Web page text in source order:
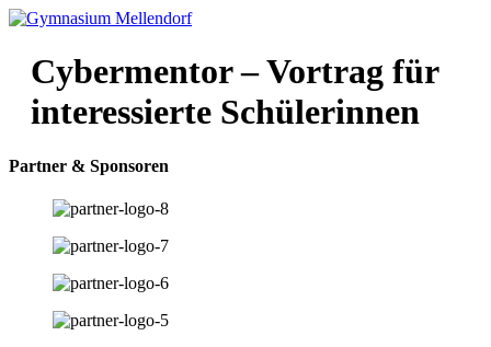
Zum
wechseln
Cybermentor – Vortrag für
interessierte Schülerinnen
Partner & Sponsoren